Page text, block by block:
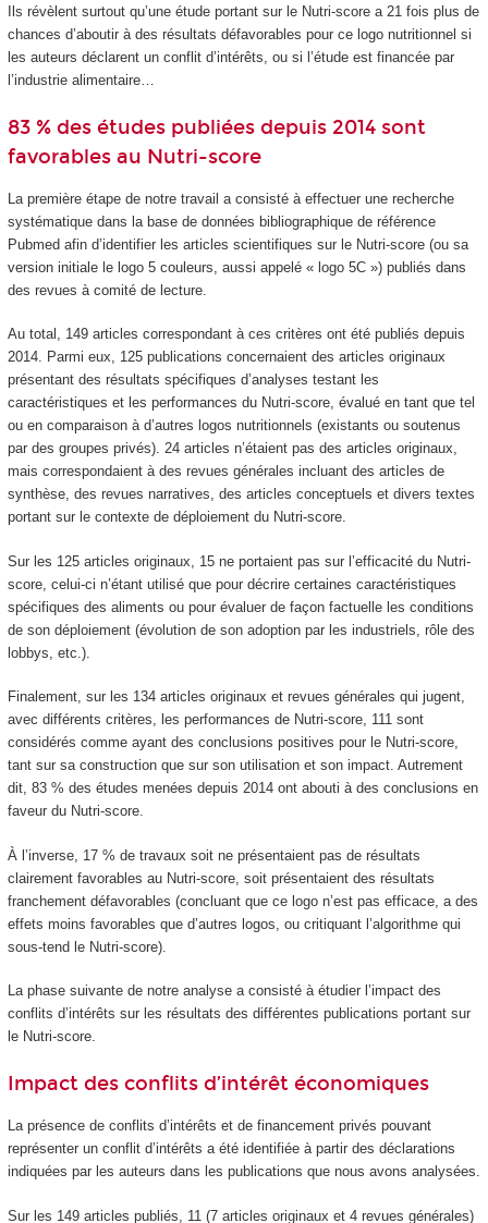
Ils révèlent surtout qu’une étude portant sur le Nutri-score a 21 fois plus de
chances d’aboutir à des résultats défavorables pour ce logo nutritionnel si
les auteurs déclarent un conflit d’intérêts, ou si l’étude est financée par
l’industrie alimentaire…
83 % des études publiées depuis 2014 sont
favorables au Nutri-score
La première étape de notre travail a consisté à effectuer une recherche
systématique dans la base de données bibliographique de référence
Pubmed afin d’identifier les articles scientifiques sur le Nutri-score (ou sa
version initiale le logo 5 couleurs, aussi appelé « logo 5C ») publiés dans
des revues à comité de lecture.
Au total, 149 articles correspondant à ces critères ont été publiés depuis
2014. Parmi eux, 125 publications concernaient des articles originaux
présentant des résultats spécifiques d’analyses testant les
caractéristiques et les performances du Nutri-score, évalué en tant que tel
ou en comparaison à d’autres logos nutritionnels (existants ou soutenus
par des groupes privés). 24 articles n’étaient pas des articles originaux,
mais correspondaient à des revues générales incluant des articles de
synthèse, des revues narratives, des articles conceptuels et divers textes
portant sur le contexte de déploiement du Nutri-score.
Sur les 125 articles originaux, 15 ne portaient pas sur l’efficacité du Nutri-
score, celui-ci n’étant utilisé que pour décrire certaines caractéristiques
spécifiques des aliments ou pour évaluer de façon factuelle les conditions
de son déploiement (évolution de son adoption par les industriels, rôle des
lobbys, etc.).
Finalement, sur les 134 articles originaux et revues générales qui jugent,
avec différents critères, les performances de Nutri-score, 111 sont
considérés comme ayant des conclusions positives pour le Nutri-score,
tant sur sa construction que sur son utilisation et son impact. Autrement
dit, 83 % des études menées depuis 2014 ont abouti à des conclusions en
faveur du Nutri-score.
À l’inverse, 17 % de travaux soit ne présentaient pas de résultats
clairement favorables au Nutri-score, soit présentaient des résultats
franchement défavorables (concluant que ce logo n’est pas efficace, a des
effets moins favorables que d’autres logos, ou critiquant l’algorithme qui
sous-tend le Nutri-score).
La phase suivante de notre analyse a consisté à étudier l’impact des
conflits d’intérêts sur les résultats des différentes publications portant sur
le Nutri-score.
Impact des conflits d’intérêt économiques
La présence de conflits d’intérêts et de financement privés pouvant
représenter un conflit d’intérêts a été identifiée à partir des déclarations
indiquées par les auteurs dans les publications que nous avons analysées.
Sur les 149 articles publiés, 11 (7 articles originaux et 4 revues générales)